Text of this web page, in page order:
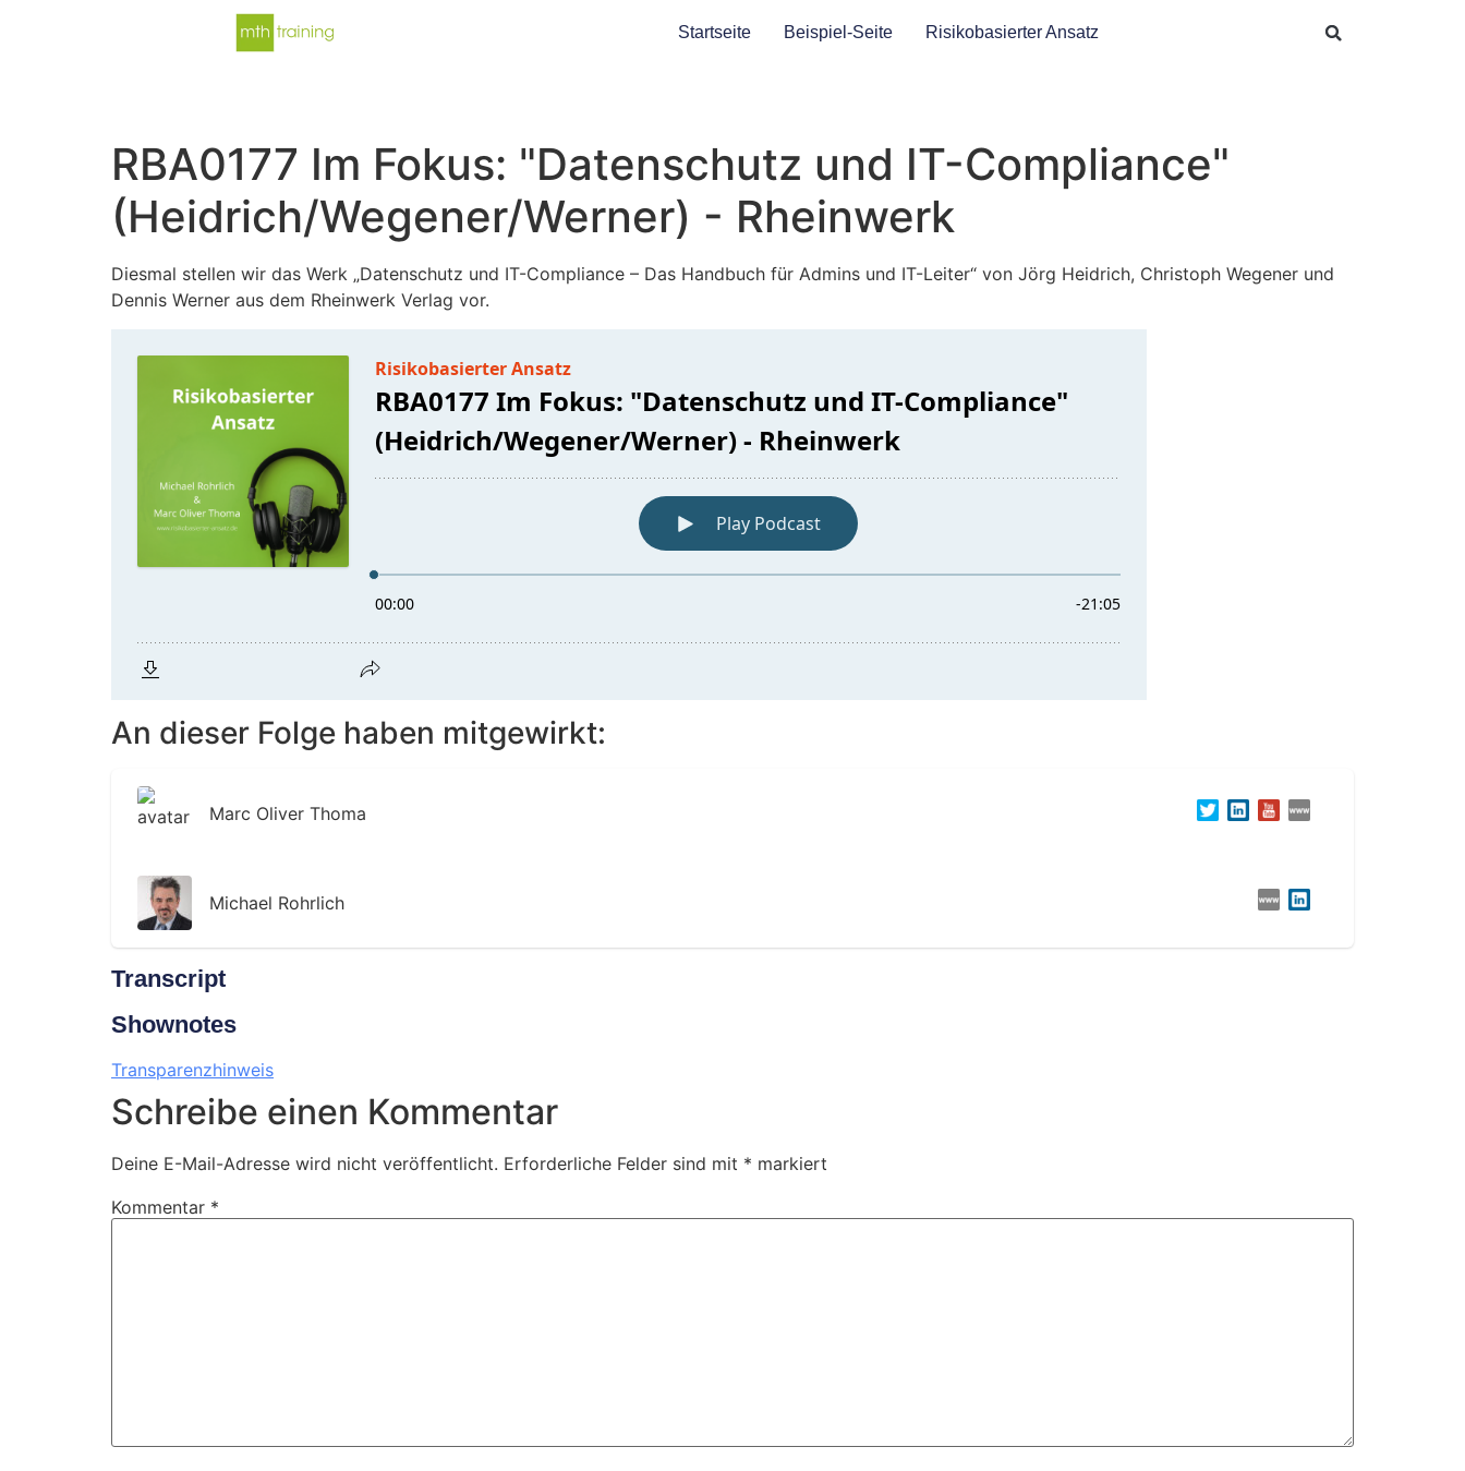
Startseite Beispiel-Seite Risikobasierter Ansatz
RBA0177 Im Fokus: "Datenschutz und IT-Compliance"
(Heidrich/Wegener/Werner) - Rheinwerk
Diesmal stellen wir das Werk „Datenschutz und IT-Compliance – Das Handbuch für Admins und IT-Leiter“ von Jörg Heidrich, Christoph Wegener und
Dennis Werner aus dem Rheinwerk Verlag vor.
An dieser Folge haben mitgewirkt:
Marc Oliver Thoma
Michael Rohrlich
Transcript
Shownotes
Transparenzhinweis
Schreibe einen Kommentar
Deine E-Mail-Adresse wird nicht veröffentlicht. Erforderliche Felder sind mit * markiert
Kommentar *